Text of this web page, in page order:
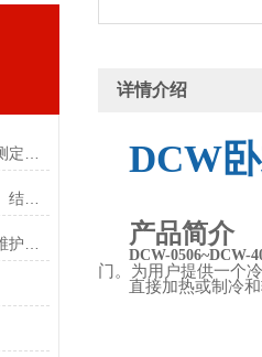
电热恒温鼓风干燥箱的使用范围、结构概述及使用方法
详情介绍
DCW
产品简介
DCW-0506~DCW-
门。为用户提供一个
直接加热或制冷